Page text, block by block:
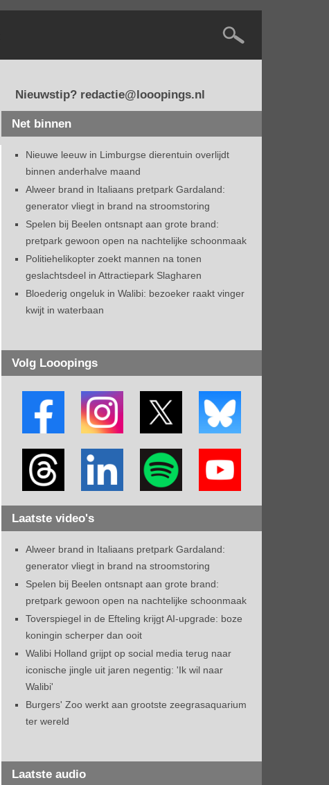
Nieuwstip? redactie@looopings.nl
Net binnen
Nieuwe leeuw in Limburgse dierentuin overlijdt
binnen anderhalve maand
Alweer brand in Italiaans pretpark Gardaland:
generator vliegt in brand na stroomstoring
Spelen bij Beelen ontsnapt aan grote brand:
pretpark gewoon open na nachtelijke schoonmaak
Politiehelikopter zoekt mannen na tonen
geslachtsdeel in Attractiepark Slagharen
Bloederig ongeluk in Walibi: bezoeker raakt vinger
kwijt in waterbaan
Volg Looopings
Laatste video's
Alweer brand in Italiaans pretpark Gardaland:
generator vliegt in brand na stroomstoring
Spelen bij Beelen ontsnapt aan grote brand:
pretpark gewoon open na nachtelijke schoonmaak
Toverspiegel in de Efteling krijgt AI-upgrade: boze
koningin scherper dan ooit
Walibi Holland grijpt op social media terug naar
iconische jingle uit jaren negentig: 'Ik wil naar
Walibi'
Burgers' Zoo werkt aan grootste zeegrasaquarium
ter wereld
Laatste audio